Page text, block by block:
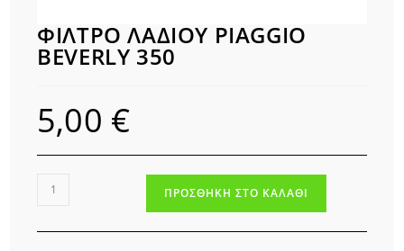
ΦΙΛΤΡΟ ΛΑΔΙΟΥ PIAGGIO
BEVERLY 350
5,00 €
ΦΙΛΤΡΟ
PIAGGIO
ΠΡΟΣΘΉΚΗ ΣΤΟ ΚΑΛΆΘΙ